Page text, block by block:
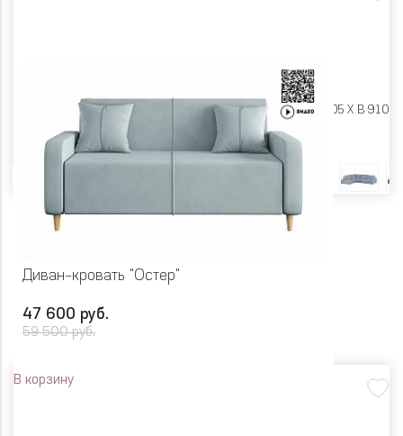
Ш 3325 X Г 2505 X В 910
Диван-кровать "Остер"
47 600 руб.
59 500 руб.
В корзину